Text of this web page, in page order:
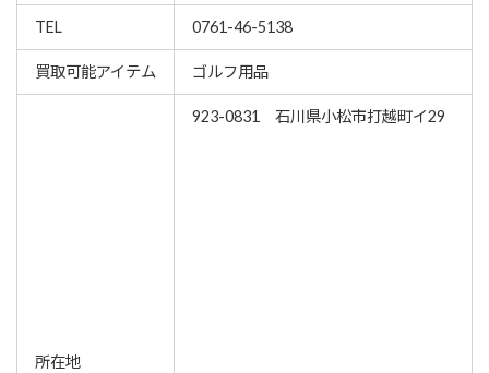
TEL 0761-46-5138
買取可能アイテム ゴルフ用品
所在地
923-0831 石川県小松市打越町イ29